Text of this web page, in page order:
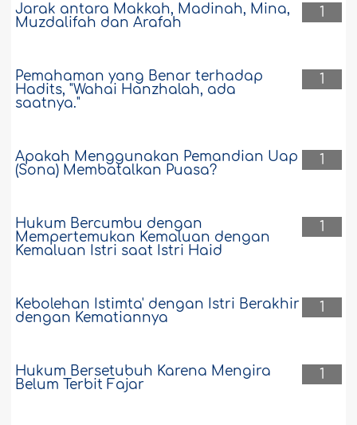
1
Jarak antara Makkah, Madinah, Mina,
Muzdalifah dan Arafah
1
Pemahaman yang Benar terhadap
Hadits, "Wahai Hanzhalah, ada
saatnya."
1
Apakah Menggunakan Pemandian Uap
(Sona) Membatalkan Puasa?
1
Hukum Bercumbu dengan
Mempertemukan Kemaluan dengan
Kemaluan Istri saat Istri Haid
1
Kebolehan Istimta' dengan Istri Berakhir
dengan Kematiannya
1
Hukum Bersetubuh Karena Mengira
Belum Terbit Fajar